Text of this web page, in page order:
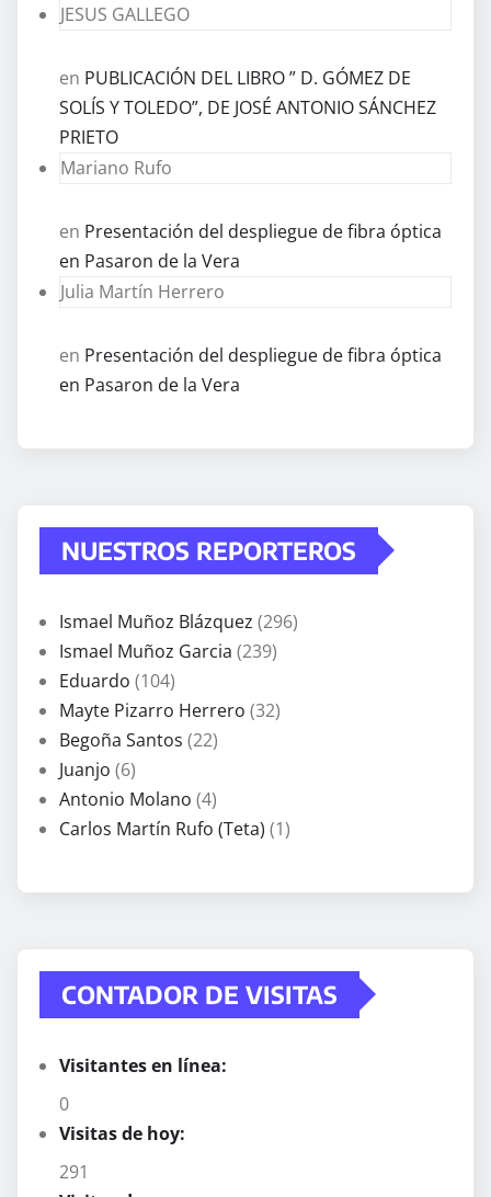
JESUS GALLEGO
en PUBLICACIÓN DEL LIBRO ” D. GÓMEZ DE
SOLÍS Y TOLEDO”, DE JOSÉ ANTONIO SÁNCHEZ
PRIETO
Mariano Rufo
en Presentación del despliegue de fibra óptica
en Pasaron de la Vera
Julia Martín Herrero
en Presentación del despliegue de fibra óptica
en Pasaron de la Vera
NUESTROS REPORTEROS
Ismael Muñoz Blázquez (296)
Ismael Muñoz Garcia (239)
Eduardo (104)
Mayte Pizarro Herrero (32)
Begoña Santos (22)
Juanjo (6)
Antonio Molano (4)
Carlos Martín Rufo (Teta) (1)
CONTADOR DE VISITAS
Visitantes en línea:
0
Visitas de hoy:
291